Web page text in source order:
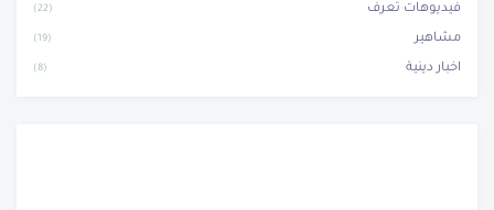
فيديوهات تعرف (22)
مشاهير (19)
اخبار دينية (8)